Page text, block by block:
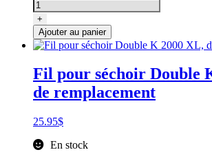
de
Embout
de
tuyau
séchoir
Metro
B3
et
MB3
+
Ajouter au panier
Fil pour séchoir Double
de remplacement
25.95$
En stock